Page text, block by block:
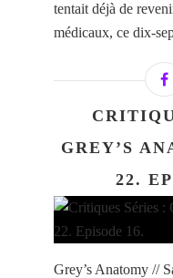
tentait déjà de
médicaux, ce dix-
GREY’S
22.
Grey’s Anatomy //